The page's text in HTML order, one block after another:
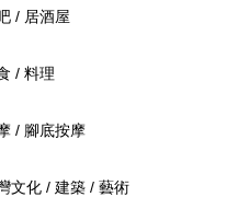
/ 居酒屋
/ 料理
/ 腳底按摩
文化 / 建築 / 藝術